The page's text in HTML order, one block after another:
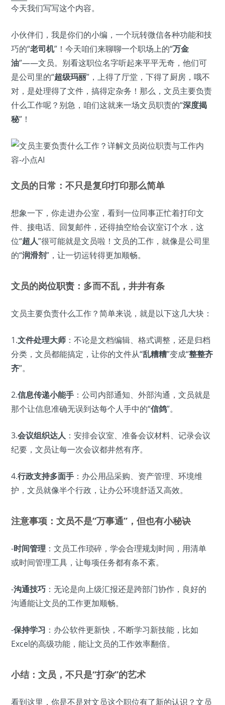
今天我们写写这个内容。
小伙伴们，我是你们的小编，一个玩转微信各种功能和技
巧的“老司机”！今天咱们来聊聊一个职场上的“万金
油”——文员。别看这职位名字听起来平平无奇，他们可
是公司里的“超级玛丽”，上得了厅堂，下得了厨房，哦不
对，是处理得了文件，搞得定杂务！那么，文员主要负责
什么工作呢？别急，咱们这就来一场文员职责的“深度揭
秘”！
文员的日常：不只是复印打印那么简单
想象一下，你走进办公室，看到一位同事正忙着打印文
件、接电话、回复邮件，还得抽空给会议室订个水，这
位“超人”很可能就是文员啦！文员的工作，就像是公司里
的“润滑剂”，让一切运转得更加顺畅。
文员的岗位职责 ：多而不乱，井井有条
文员主要负责什么工作？简单来说，就是以下这几大块：
1.文件处理大师 ：不论是文档编辑、格式调整，还是归档
分类，文员都能搞定，让你的文件从“乱糟糟”变成“整整齐
齐”。
2.信息传递小能手 ：公司内部通知、外部沟通，文员就是
那个让信息准确无误到达每个人手中的“信鸽”。
3.会议组织达人 ：安排会议室、准备会议材料、记录会议
纪要，文员让每一次会议都井然有序。
4.行政支持多面手 ：办公用品采购、资产管理、环境维
护，文员就像半个行政，让办公环境舒适又高效。
注意事项：文员不是“万事通”，但也有小秘诀
-时间管理 ：文员工作琐碎，学会合理规划时间，用清单
或时间管理工具，让每项任务都有条不紊。
-沟通技巧 ：无论是向上级汇报还是跨部门协作，良好的
沟通能让文员的工作更加顺畅。
-保持学习 ：办公软件更新快，不断学习新技能，比如
Excel的高级功能，能让文员的工作效率翻倍。
小结：文员，不只是“打杂”的艺术
看到这里，你是不是对文员这个职位有了新的认识？文员